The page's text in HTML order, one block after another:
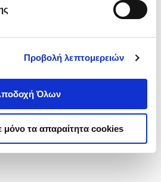
Προβολή λεπτομερειών
Όλων
μόνο τα απαραίτητα cookies